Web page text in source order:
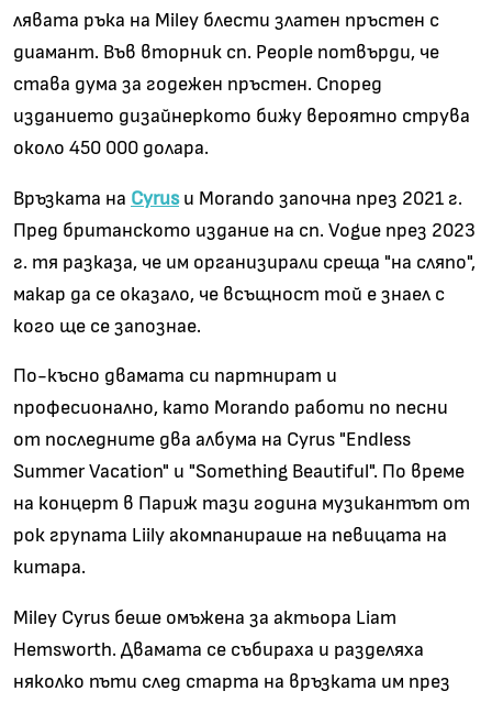
лявата ръка на Miley блести златен пръстен с
диамант. Във вторник сп. People потвърди, че
става дума за годежен пръстен. Според
изданието дизайнеркото бижу вероятно струва
около 450 000 долара.
Връзката на Cyrusи Morando започна през 2021 г.
Пред британското издание на сп. Vogue през 2023
г. тя разказа, че им организирали среща "на сляпо",
макар да се оказало, че всъщност той е знаел с
кого ще се запознае.
По-късно двамата си партнират и
професионално, като Morando работи по песни
от последните два албума на Cyrus "Endless
Summer Vacation" и "Something Beautiful". По време
на концерт в Париж тази година музикантът от
рок групата Liily акомпанираше на певицата на
китара.
Miley Cyrus беше омъжена за актьора Liam
Hemsworth. Двамата се събираха и разделяха
няколко пъти след старта на връзката им през